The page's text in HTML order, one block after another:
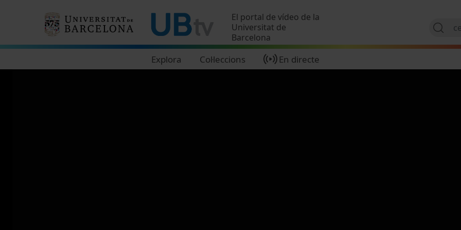
El portal de vídeo de la
Universitat de
Barcelona
Explora Col·leccions En directe